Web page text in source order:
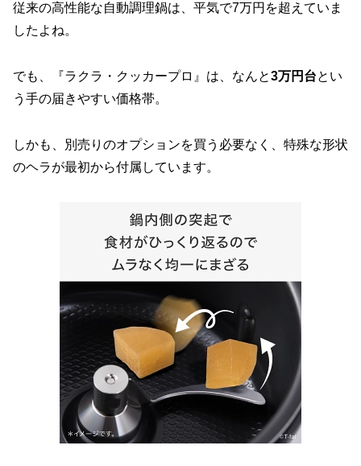
従来の高性能な自動調理鍋は、平気で7万円を超えていま
したよね。
でも、『ラクラ・クッカープロ』は、なんと3万円台とい
う手の届きやすい価格帯。
しかも、別売りのオプションを買う必要なく、特殊な形状
のヘラが最初から付属しています。